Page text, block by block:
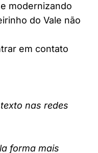
modernizando
do Vale não
em contato
nas redes
forma mais